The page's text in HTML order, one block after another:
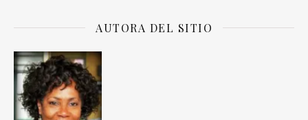
AUTORA DEL SITIO